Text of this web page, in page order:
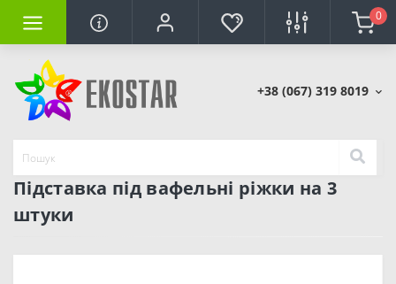
0
+38 (067) 319 8019
Підставка під вафельні ріжки на 3
штуки